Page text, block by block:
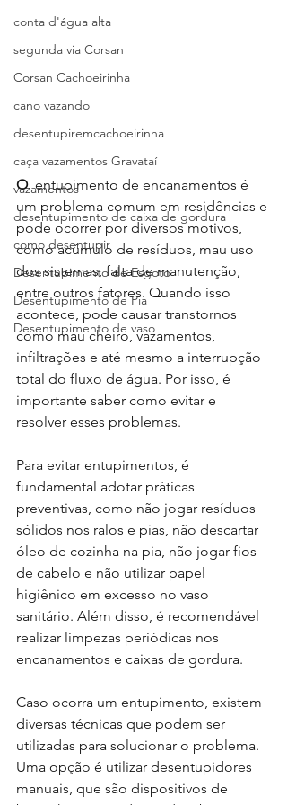
conta d'água alta
segunda via Corsan
Corsan Cachoeirinha
cano vazando
desentupiremcachoeirinha
caça vazamentos Gravataí
vazamentos
desentupimento de caixa de gordura
como desentupir
Desentupimento de Esgoto
Desentupimento de Pia
Desentupimento de vaso
O
  entupimento de encanamentos é
um problema comum em residências e
pode ocorrer por diversos motivos,
como acúmulo de resíduos, mau uso
dos sistemas, falta de manutenção,
entre outros fatores. Quando isso
acontece, pode causar transtornos
como mau cheiro, vazamentos,
infiltrações e até mesmo a interrupção
total do fluxo de água. Por isso, é
importante saber como evitar e
resolver esses problemas.
Para evitar entupimentos, é
fundamental adotar práticas
preventivas, como não jogar resíduos
sólidos nos ralos e pias, não descartar
óleo de cozinha na pia, não jogar fios
de cabelo e não utilizar papel
higiênico em excesso no vaso
sanitário. Além disso, é recomendável
realizar limpezas periódicas nos
encanamentos e caixas de gordura.
Caso ocorra um entupimento, existem
diversas técnicas que podem ser
utilizadas para solucionar o problema.
Uma opção é utilizar desentupidores
manuais, que são dispositivos de